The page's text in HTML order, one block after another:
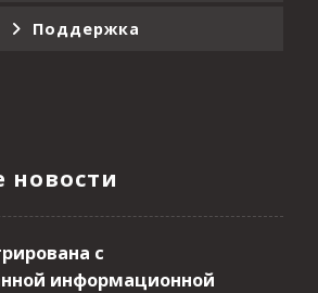
Поддержка
новости
с
информационной